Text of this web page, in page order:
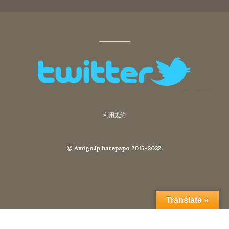
利用規約
© AmigoJp batepapo 2015-2022.
Translate »